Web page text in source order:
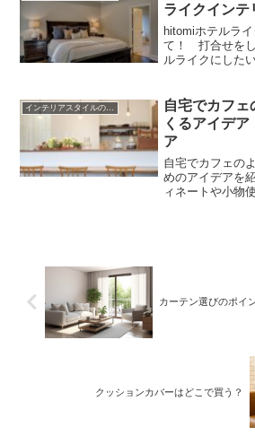
ライクインテ
hitomiホテルラ
て！ 打合せを
ルライクにした
で洗練された空
ホテルライクな
インテリアスタイルのこと
自宅でカフェ
くるアイデア
ア
自宅でカフェの
めのアイデアを
ィネートや小物
カーテン選びのポイ
クッションカバーはどこで買う？